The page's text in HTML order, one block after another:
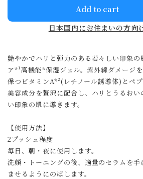
Add to cart
日本国内にお住まいの方向
艶やかでハリと弾力のある若々しい印象
ア*¹高機能*保湿ジェル。紫外線ダメージ
保つビタミンA*²(レチノール誘導体)とペ
美容成分を贅沢に配合し、ハリとうるお
い印象の肌に導きます。
【使用方法】
2プッシュ程度
毎日、朝・夜に使用します。
洗顔・トーニングの後、適量のセラムを手
ませるようにのばします。